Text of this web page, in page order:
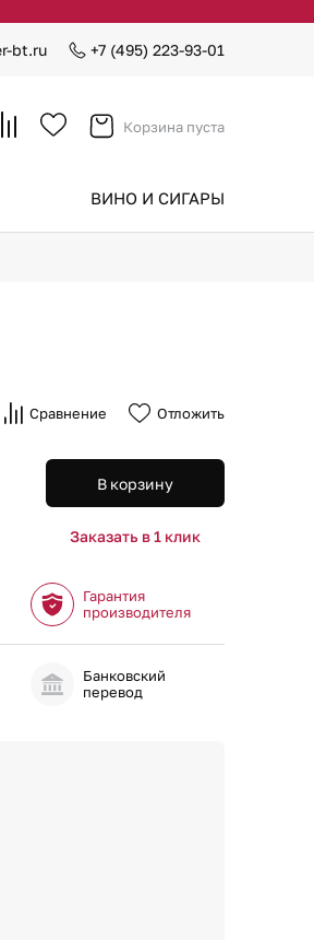
bt.ru +7 (495) 223-93-01
Корзина пуста
ВИНО И СИГАРЫ
Сравнение Отложить
В корзину
Заказать в 1 клик
Гарантия
производителя
Банковский
перевод